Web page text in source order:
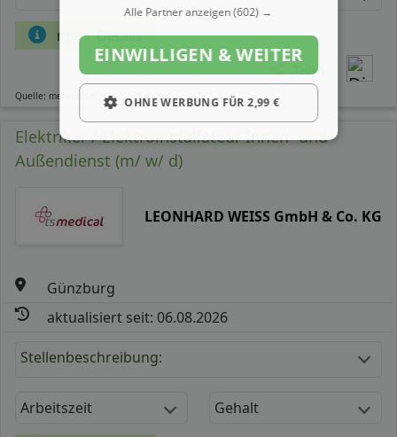
mehr Details
Teilen
Quelle: meinestadt.de
Elektriker / Elektroinstallateur Innen- und
Außendienst (m/ w/ d)
LEONHARD WEISS GmbH & Co. KG
Günzburg
aktualisiert seit: 06.08.2026
Stellenbeschreibung:
Arbeitszeit Gehalt
Alle Partner anzeigen(602) →
EINWILLIGEN & WEITER
OHNE WERBUNG FÜR 2,99 €